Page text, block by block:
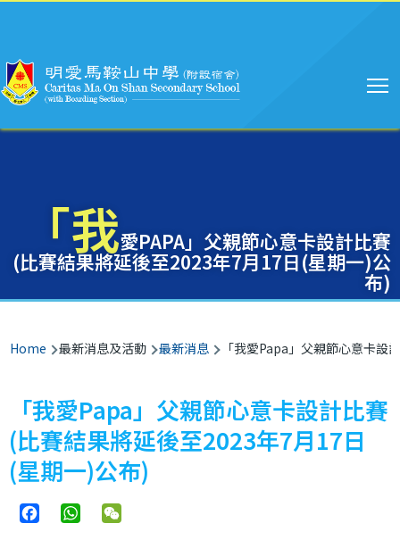
「我愛PAPA」父親節心意卡設計比賽
(比賽結果將延後至2023年7月17日(星期一)公
布)
Breadcrumb
Home 最新消息及活動 最新消息 「我愛Papa」父親節心意卡設
「我愛Papa」父親節心意卡設計比賽
(比賽結果將延後至2023年7月17日
(星期一)公布)
FacebookWhatsApp